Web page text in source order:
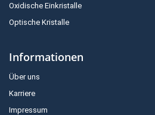
Oxidische Einkristalle
Optische Kristalle
Informationen
Über uns
Karriere
Impressum